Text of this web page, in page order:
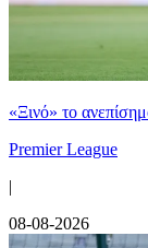
«Ξινό» το
Premier League
|
08-08-2026